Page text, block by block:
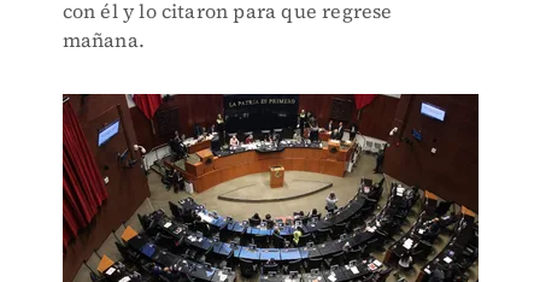
con él y lo citaron para que regrese
mañana.